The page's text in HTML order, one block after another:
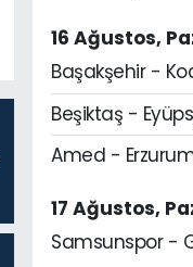
16 Ağustos,
Başakşehir -
Beşiktaş -
Amed -
17 Ağustos,
Samsunspor -